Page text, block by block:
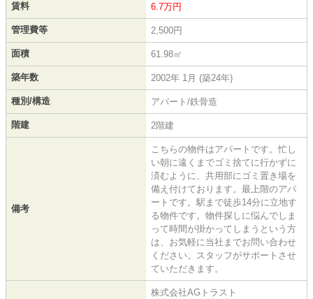
賃料 6.7万円
管理費等 2,500円
面積 61.98㎡
築年数 2002年 1月 (築24年)
種別/構造 アパート/鉄骨造
階建 2階建
備考
こちらの物件はアパートです。忙し
い朝に遠くまでゴミ捨てに行かずに
済むように、共用部にゴミ置き場を
備え付けております。最上階のアパ
ートです。駅まで徒歩14分に立地す
る物件です。物件探しに悩んでしま
って時間が掛かってしまうという方
は、お気軽に当社までお問い合わせ
ください。スタッフがサポートさせ
ていただきます。
株式会社AGトラスト